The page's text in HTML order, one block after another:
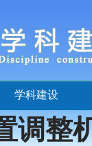
学科建设
调整